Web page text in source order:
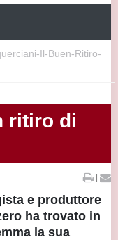
Il-Buen-Ritiro-
ritiro di
|
e produttore
ha trovato in
la sua